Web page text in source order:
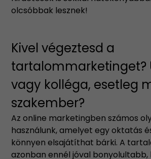
olcsóbbak lesznek!
Kivel végeztesd a
tartalommarketinget?
vagy kolléga, esetleg
szakember?
Az online marketingben számos
használunk, amelyet egy oktatás
könnyen elsajátíthat bárki. A
azonban ennél jóval bonyolultabb,